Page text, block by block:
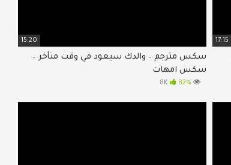
15:20
سكس مترجم – والدك سيعود في وقت متأخر –
سكس امهات
82%
17:15